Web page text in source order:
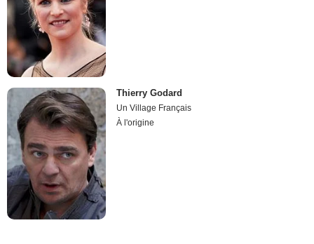
Thierry Godard
Un Village Français
À l'origine